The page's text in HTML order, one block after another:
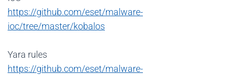
https://github.com/eset/malware-
ioc/tree/master/kobalos
Yara rules
https://github.com/eset/malware-